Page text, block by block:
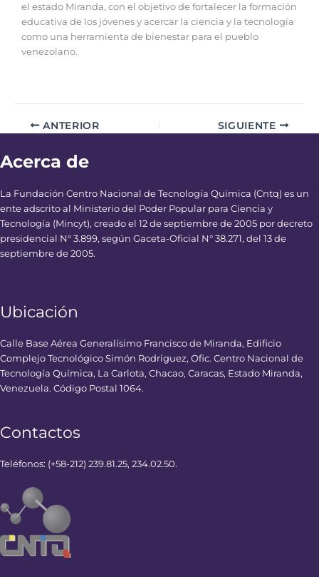
el estado Miranda, con el objetivo de fortalecer la formación
educativa de los jóvenes y acercar la ciencia y la tecnología
como una herramienta de bienestar para el pueblo
venezolano.
ANTERIOR SIGUIENTE
Acerca de
La Fundación Centro Nacional de Tecnología Química (Cntq) es un
ente adscrito al Ministerio del Poder Popular para Ciencia y
Tecnología (Mincyt), creado el 12 de septiembre de 2005 por decreto
presidencial N° 3.899, según Gaceta-Oficial N° 38.271, del 13 de
septiembre de 2005.
Ubicación
Calle Base Aérea Generalísimo Francisco de Miranda, Edificio
Complejo Tecnológico Simón Rodríguez, Ofic. Centro Nacional de
Tecnología Química, La Carlota, Chacao, Caracas, Estado Miranda,
Venezuela. Código Postal 1064.
Contactos
Teléfonos: (+58-212) 239.81.25, 234.02.50.